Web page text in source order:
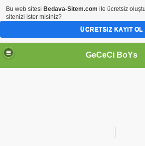
GeCeCi BoYs
Bu web sitesi Bedava-Sitem.com ile ücretsiz
sitenizi ister misiniz?
ÜCRETSIZ KAYIT OL